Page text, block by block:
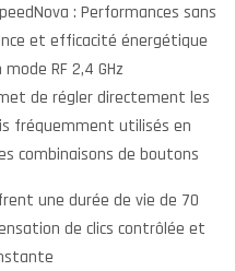
: Performances sans
et efficacité énergétique
RF 2,4 GHz
de régler directement les
fréquemment utilisés en
combinaisons de boutons
une durée de vie de 70
de clics contrôlée et